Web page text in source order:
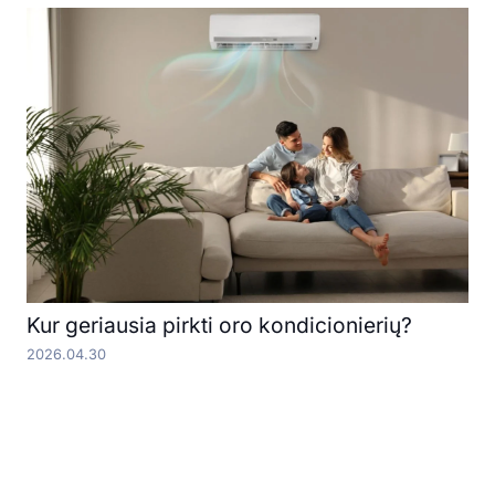
Kur geriausia pirkti oro kondicionierių?
2026.04.30